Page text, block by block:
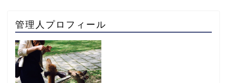
管理人プロフィール